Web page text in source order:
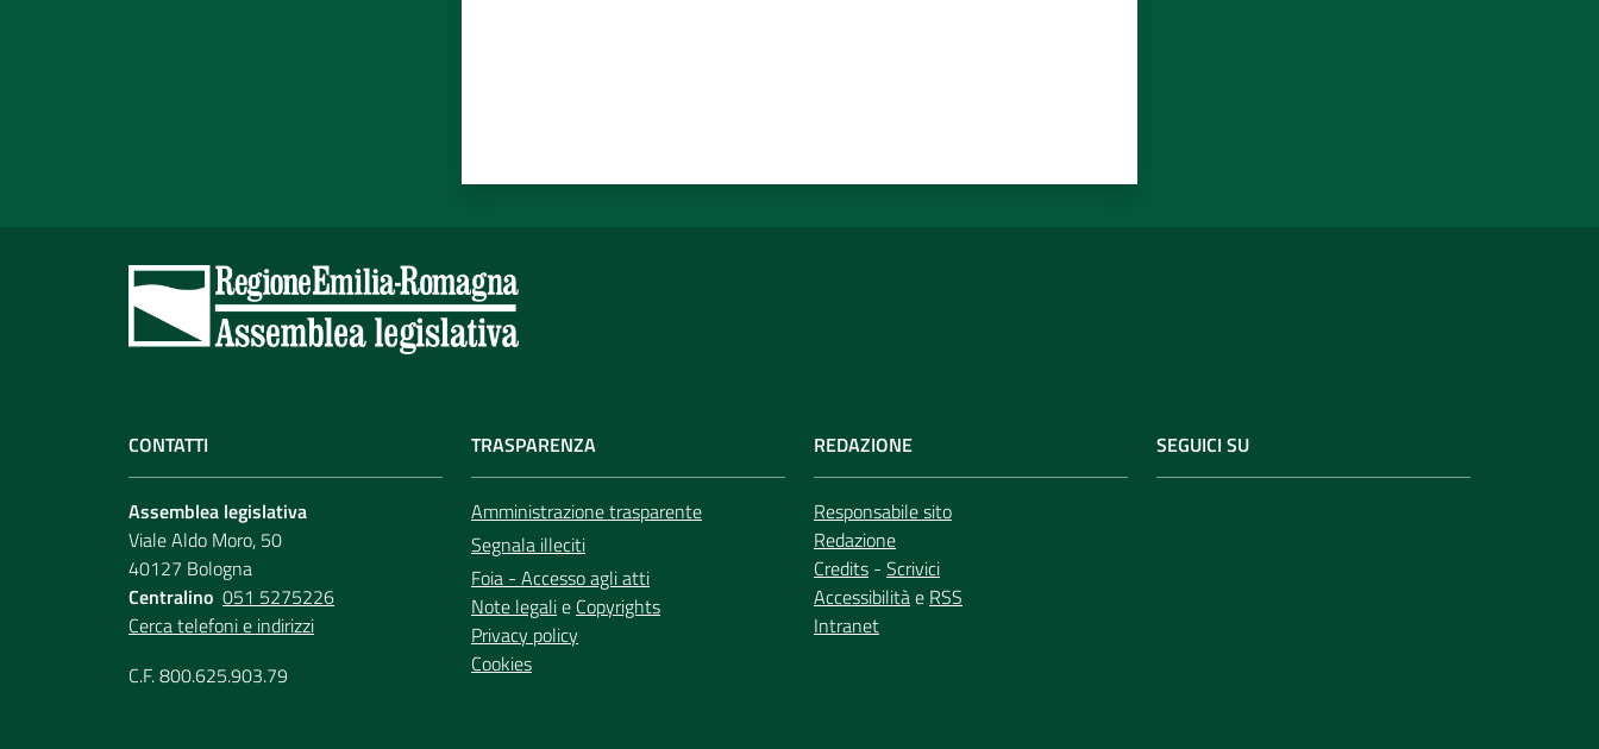
CONTATTI
Assemblea legislativa
Viale Aldo Moro, 50
40127 Bologna
Centralino 051 5275226
Cerca telefoni e indirizzi
C.F. 800.625.903.79
TRASPARENZA
Amministrazione trasparente
Segnala illeciti
Foia - Accesso agli atti
Note legalie Copyrights
Privacy policy
Cookies
REDAZIONE
Responsabile sito
Redazione
Credits - Scrivici
Accessibilitàe RSS
Intranet
SEGUICI SU